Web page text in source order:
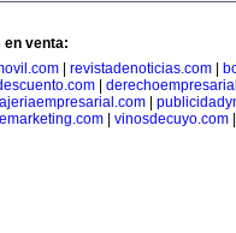
en venta:
| revistadenoticias.com|
|
| vinosdecuyo.com